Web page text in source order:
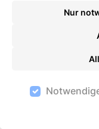
Nur
Laufzeit: